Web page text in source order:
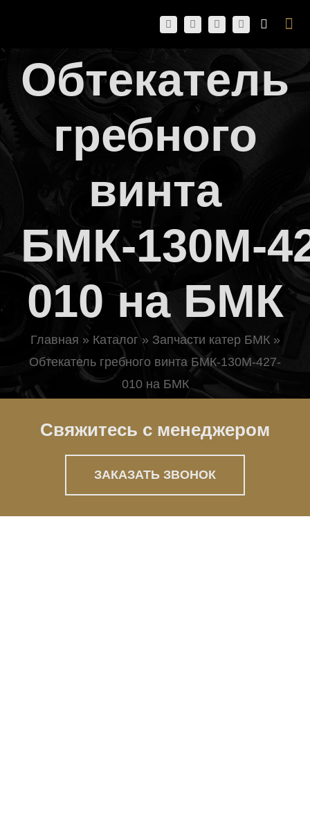
contentОбтекатель
гребного
винта
БМК-130М-
010 на БМК
Главная » Каталог» Запчасти катер БМК»
Обтекатель гребного винта БМК-130М-427-
010 на БМК
Свяжитесь с менеджером
ЗАКАЗАТЬ ЗВОНОК